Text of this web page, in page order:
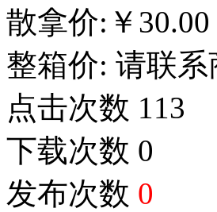
散拿价: ￥ 30.00
整箱价: 请联系
点击次数 113
下载次数 0
发布次数 0